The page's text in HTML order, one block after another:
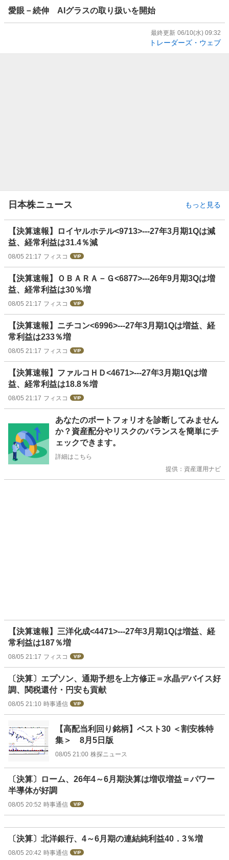
愛眼－続伸 AIグラスの取り扱いを開始
最終更新 06/10(水) 09:32
トレーダーズ・ウェブ
日本株ニュース もっと見る
【決算速報】ロイヤルホテル<9713>---27年3月期1Qは減
益、経常利益は31.4％減
08/05 21:17 フィスコ
【決算速報】ＯＢＡＲＡ－Ｇ<6877>---26年9月期3Qは増
益、経常利益は30％増
08/05 21:17 フィスコ
【決算速報】ニチコン<6996>---27年3月期1Qは増益、経
常利益は233％増
08/05 21:17 フィスコ
【決算速報】ファルコＨＤ<4671>---27年3月期1Qは増
益、経常利益は18.8％増
08/05 21:17 フィスコ
あなたのポートフォリオを診断してみません
か？資産配分やリスクのバランスを簡単にチ
ェックできます。
詳細はこちら
提供：資産運用ナビ
【決算速報】三洋化成<4471>---27年3月期1Qは増益、経
常利益は187％増
08/05 21:17 フィスコ
〔決算〕エプソン、通期予想を上方修正＝水晶デバイス好
調、関税還付・円安も貢献
08/05 21:10 時事通信
【高配当利回り銘柄】ベスト30 ＜割安株特
集＞ 8月5日版
08/05 21:00 株探ニュース
〔決算〕ローム、26年4～6月期決算は増収増益＝パワー
半導体が好調
08/05 20:52 時事通信
〔決算〕北洋銀行、4～6月期の連結純利益40．3％増
08/05 20:42 時事通信